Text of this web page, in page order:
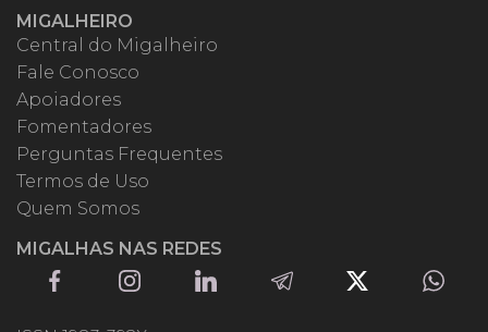
MIGALHEIRO
Central do Migalheiro
Fale Conosco
Apoiadores
Fomentadores
Perguntas Frequentes
Termos de Uso
Quem Somos
MIGALHAS NAS REDES